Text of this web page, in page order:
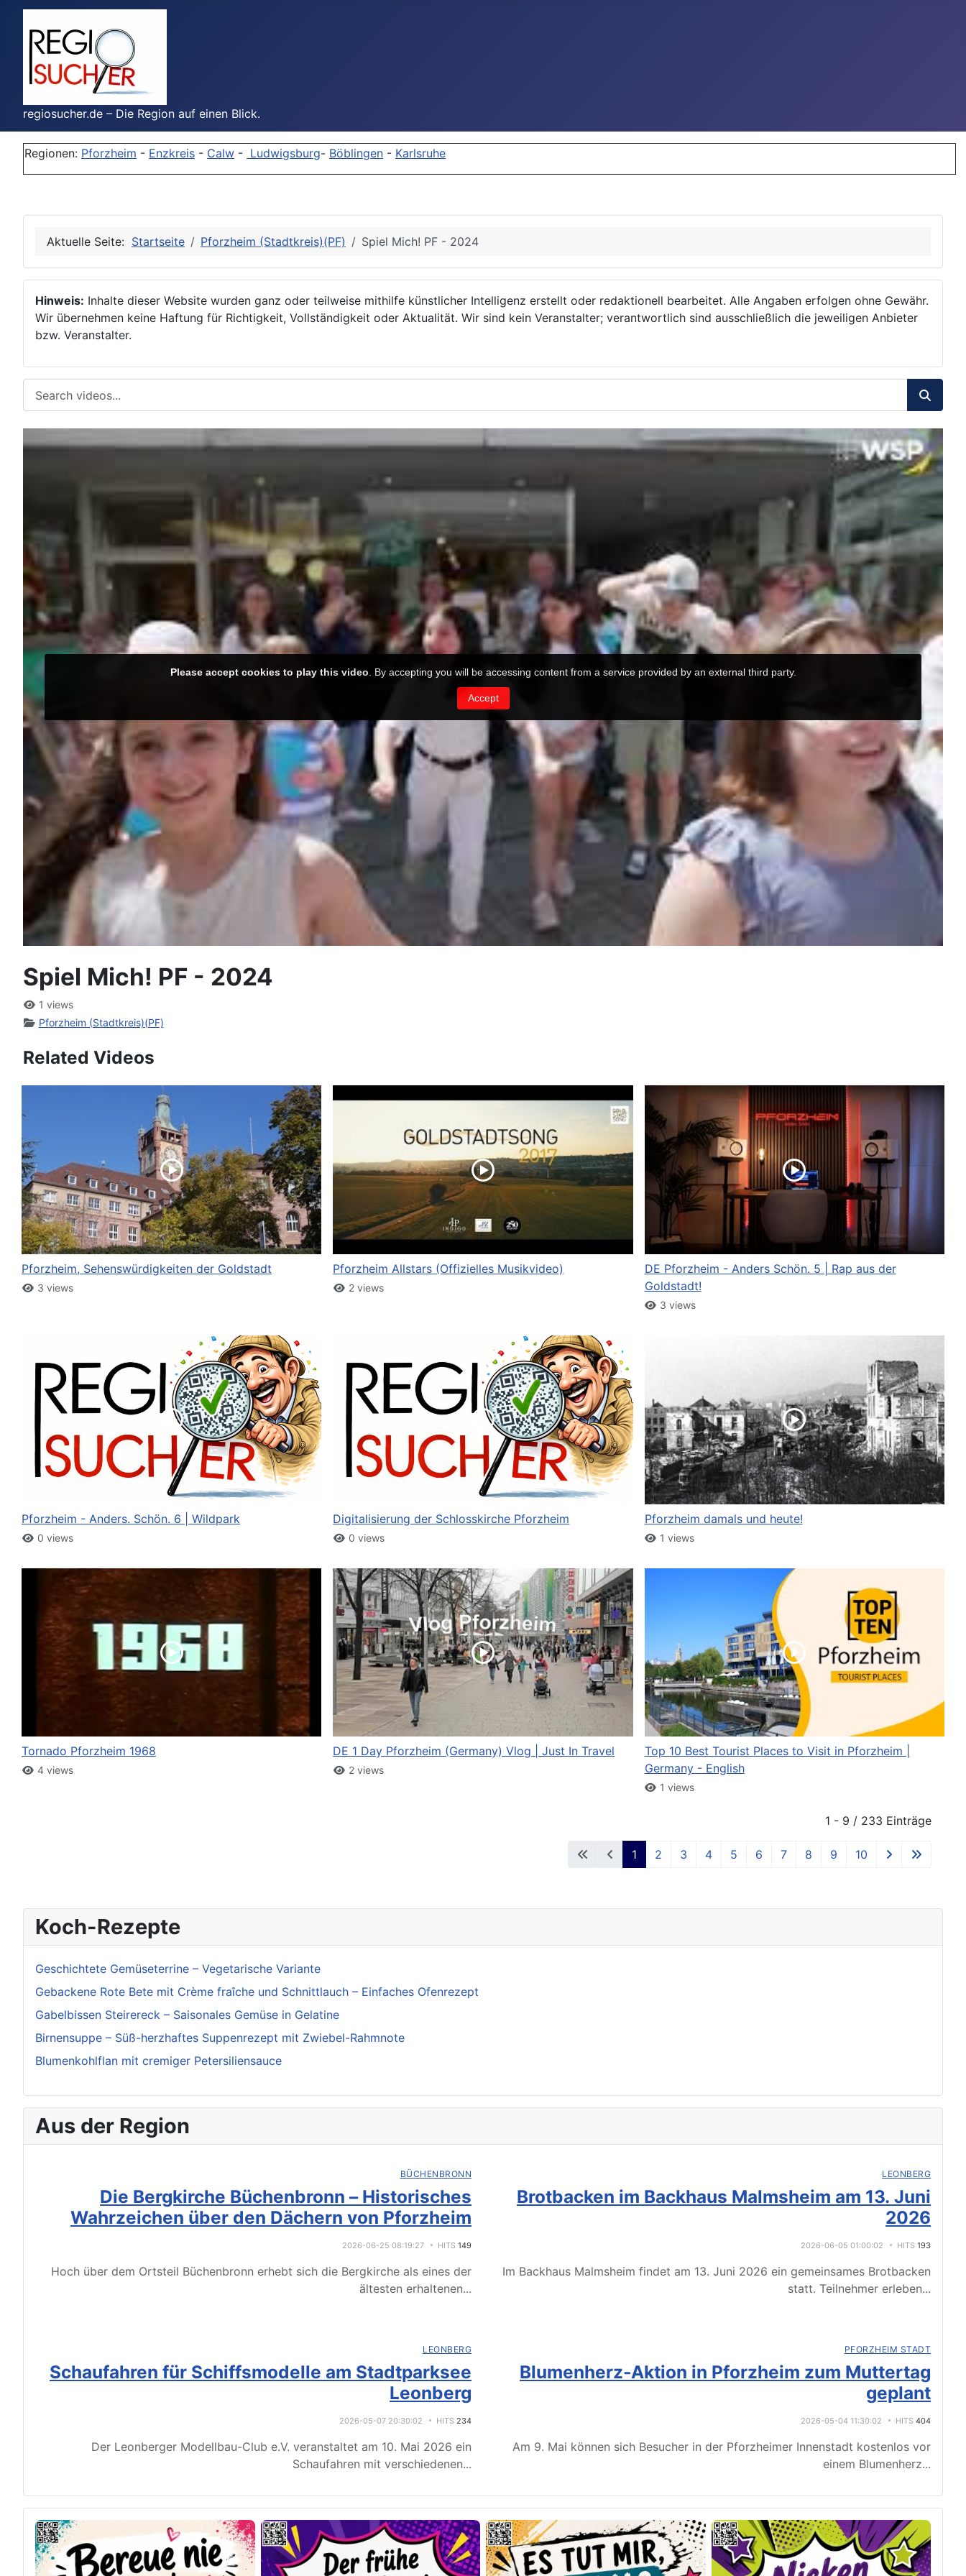
regiosucher.de – Die Region auf einen Blick.
Regionen: Pforzheim - Enzkreis - Calw - Ludwigsburg- Böblingen - Karlsruhe
Aktuelle Seite: Startseite Pforzheim (Stadtkreis)(PF) Spiel Mich! PF - 2024
Hinweis: Inhalte dieser Website wurden ganz oder teilweise mithilfe künstlicher Intelligenz erstellt oder redaktionell bearbeitet. Alle Angaben erfolgen ohne Gewähr.
Wir übernehmen keine Haftung für Richtigkeit, Vollständigkeit oder Aktualität. Wir sind kein Veranstalter; verantwortlich sind ausschließlich die jeweiligen Anbieter
bzw. Veranstalter.
Spiel Mich! PF - 2024
1 views
Pforzheim (Stadtkreis)(PF)
Related Videos
Pforzheim, Sehenswürdigkeiten der Goldstadt
3 views
Pforzheim Allstars (Offizielles Musikvideo)
2 views
DE Pforzheim - Anders Schön. 5 | Rap aus der
Goldstadt!
3 views
Pforzheim - Anders. Schön. 6 | Wildpark
0 views
Digitalisierung der Schlosskirche Pforzheim
0 views
Pforzheim damals und heute!
1 views
Tornado Pforzheim 1968
4 views
DE 1 Day Pforzheim (Germany) Vlog | Just In Travel
2 views
Top 10 Best Tourist Places to Visit in Pforzheim |
Germany - English
1 views
1 - 9 / 233 Einträge
1 2 3 4 5 6 7 8 9 10
Koch-Rezepte
Geschichtete Gemüseterrine – Vegetarische Variante
Gebackene Rote Bete mit Crème fraîche und Schnittlauch – Einfaches Ofenrezept
Gabelbissen Steirereck – Saisonales Gemüse in Gelatine
Birnensuppe – Süß-herzhaftes Suppenrezept mit Zwiebel-Rahmnote
Blumenkohlflan mit cremiger Petersiliensauce
Aus der Region
BÜCHENBRONN
Die Bergkirche Büchenbronn – Historisches
Wahrzeichen über den Dächern von Pforzheim
2026-06-25 08:19:27 HITS 149
Hoch über dem Ortsteil Büchenbronn erhebt sich die Bergkirche als eines der
ältesten erhaltenen...
LEONBERG
Brotbacken im Backhaus Malmsheim am 13. Juni
2026
2026-06-05 01:00:02 HITS 193
Im Backhaus Malmsheim findet am 13. Juni 2026 ein gemeinsames Brotbacken
statt. Teilnehmer erleben...
LEONBERG
Schaufahren für Schiffsmodelle am Stadtparksee
Leonberg
2026-05-07 20:30:02 HITS 234
Der Leonberger Modellbau-Club e.V. veranstaltet am 10. Mai 2026 ein
Schaufahren mit verschiedenen...
PFORZHEIM STADT
Blumenherz-Aktion in Pforzheim zum Muttertag
geplant
2026-05-04 11:30:02 HITS 404
Am 9. Mai können sich Besucher in der Pforzheimer Innenstadt kostenlos vor
einem Blumenherz...